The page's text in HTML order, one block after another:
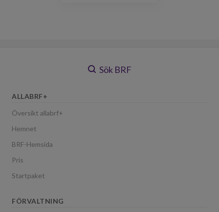
Sök BRF
ALLABRF+
Översikt allabrf+
Hemnet
BRF-Hemsida
Pris
Startpaket
FÖRVALTNING